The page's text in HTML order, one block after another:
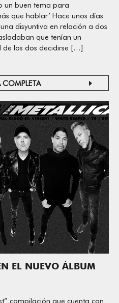
un buen tema para
que hablar’ Hace unos días
disyuntiva en relación a dos
que tenían un
los dos decidirse […]
EL NUEVO ÁLBUM
compilación que cuenta con